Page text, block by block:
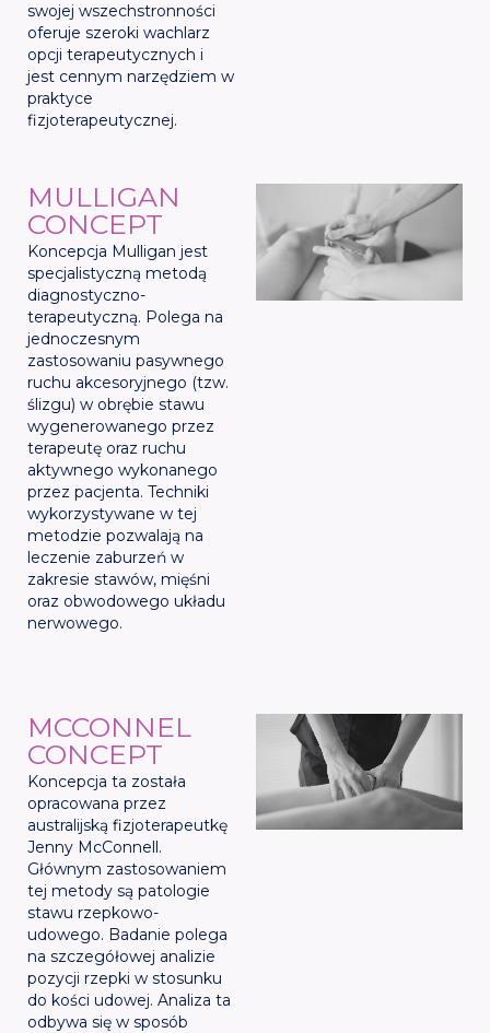
swojej wszechstronności
oferuje szeroki wachlarz
opcji terapeutycznych i
jest cennym narzędziem w
praktyce
fizjoterapeutycznej.
MULLIGAN
CONCEPT
Koncepcja Mulligan jest
specjalistyczną metodą
diagnostyczno-
terapeutyczną. Polega na
jednoczesnym
zastosowaniu pasywnego
ruchu akcesoryjnego (tzw.
ślizgu) w obrębie stawu
wygenerowanego przez
terapeutę oraz ruchu
aktywnego wykonanego
przez pacjenta. Techniki
wykorzystywane w tej
metodzie pozwalają na
leczenie zaburzeń w
zakresie stawów, mięśni
oraz obwodowego układu
nerwowego.
MCCONNEL
CONCEPT
Koncepcja ta została
opracowana przez
australijską fizjoterapeutkę
Jenny McConnell.
Głównym zastosowaniem
tej metody są patologie
stawu rzepkowo-
udowego. Badanie polega
na szczegółowej analizie
pozycji rzepki w stosunku
do kości udowej. Analiza ta
odbywa się w sposób